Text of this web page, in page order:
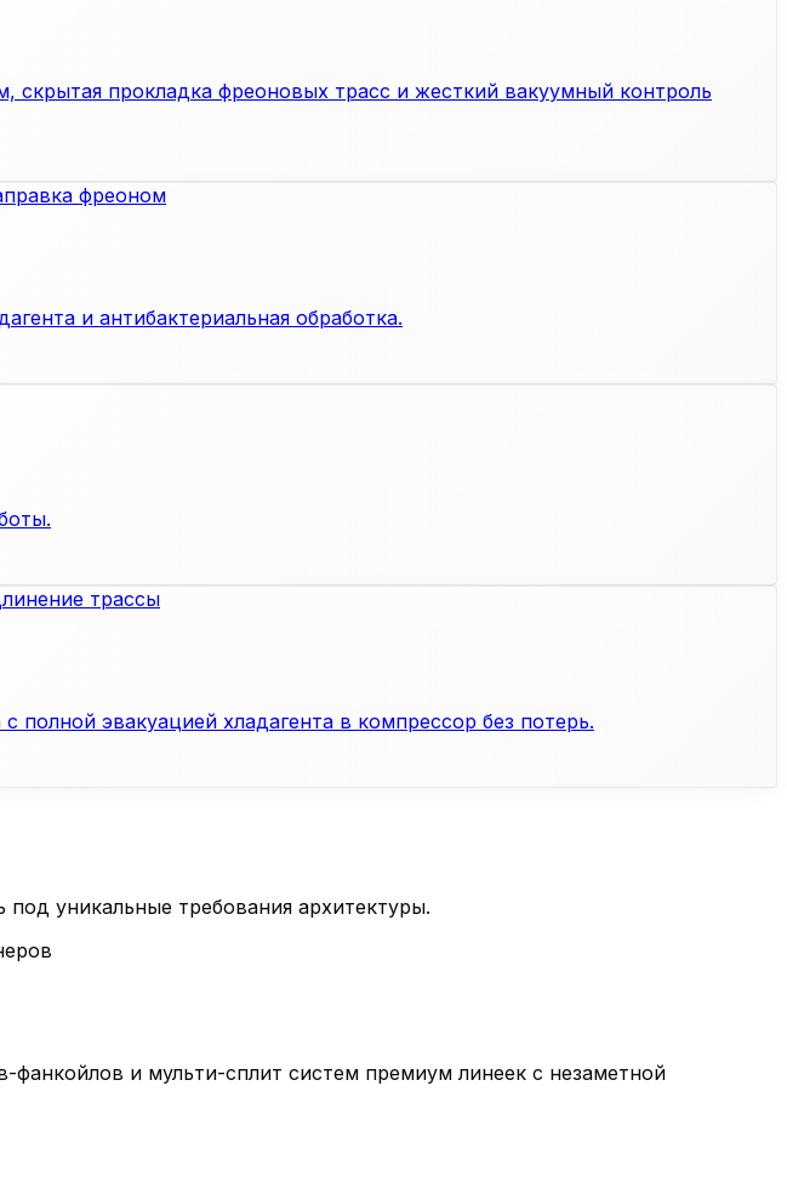
скрытая прокладка фреоновых трасс и жесткий вакуумный контроль
и антибактериальная обработка.
эвакуацией хладагента в компрессор без потерь.
уникальные требования архитектуры.
фанкойлов и мульти-сплит систем премиум линеек с незаметной